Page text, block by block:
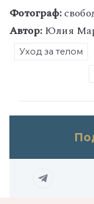
Фотограф:
Автор:Юлия
Уход за телом